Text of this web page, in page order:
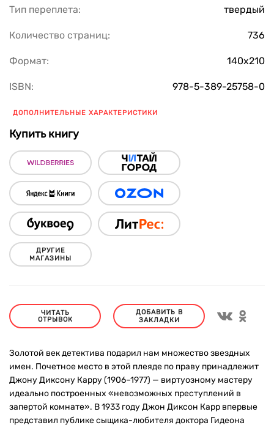
Тип переплета: твердый
Количество страниц: 736
Формат: 140х210
ISBN: 978-5-389-25758-0
ДОПОЛНИТЕЛЬНЫЕ ХАРАКТЕРИСТИКИ
Купить книгу
ДРУГИЕ
МАГАЗИНЫ
ЧИТАТЬ
ОТРЫВОК
ДОБАВИТЬ В
ЗАКЛАДКИ
Золотой век детектива подарил нам множество звездных
имен. Почетное место в этой плеяде по праву принадлежит
Джону Диксону Карру (1906–1977) — виртуозному мастеру
идеально построенных «невозможных преступлений в
запертой комнате». В 1933 году Джон Диксон Карр впервые
представил публике сыщика-любителя доктора Гидеона